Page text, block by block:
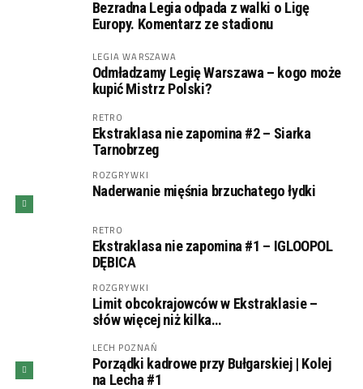
Bezradna Legia odpada z walki o Ligę
Europy. Komentarz ze stadionu
LEGIA WARSZAWA
Odmładzamy Legię Warszawa – kogo może
kupić Mistrz Polski?
RETRO
Ekstraklasa nie zapomina #2 – Siarka
Tarnobrzeg
ROZGRYWKI
Naderwanie mięśnia brzuchatego łydki
RETRO
Ekstraklasa nie zapomina #1 – IGLOOPOL
DĘBICA
ROZGRYWKI
Limit obcokrajowców w Ekstraklasie –
słów więcej niż kilka…
LECH POZNAŃ
Porządki kadrowe przy Bułgarskiej | Kolej
na Lecha #1